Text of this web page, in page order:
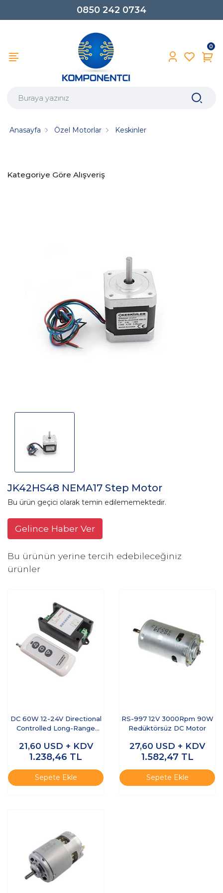
0850 242 0734
0
Anasayfa Özel Motorlar Keskinler
Kategoriye Göre Alışveriş
JK42HS48 NEMA17 Step Motor
Bu ürün geçici olarak temin edilememektedir.
Gelince Haber Ver
Bu ürünün yerine tercih edebileceğiniz
ürünler
DC 60W 12-24V Directional
Controlled Long-Range
21,60 USD + KDV
1.238,46 TL
Sepete Ekle
RS-997 12V 3000Rpm 90W
Redüktörsüz DC Motor
27,60 USD + KDV
1.582,47 TL
Sepete Ekle